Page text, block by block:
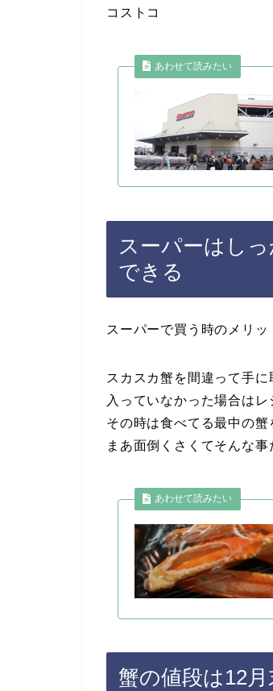
コストコ
スーパーはし
できる
スーパーで買う時のメリッ
スカスカ蟹を間違って手
入っていなかった場合は
その時は食べてる最中の
まあ面倒くさくてそんな
蟹の値段は12